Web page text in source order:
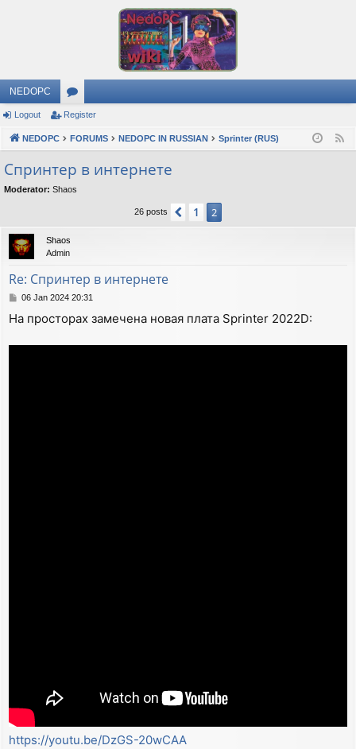
NEDOPC
or
u
s
Logout Register
NEDOPC FORUMS NEDOPC IN RUSSIAN Sprinter (RUS)
Спринтер в интернете
Moderator: Shaos
26 posts Previous
1 2
Shaos
Admin
Re: Спринтер в интернете
P
s
06 Jan 2024 20:31
На просторах замечена новая плата Sprinter 2022D:
https://youtu.be/DzGS-20wCAA